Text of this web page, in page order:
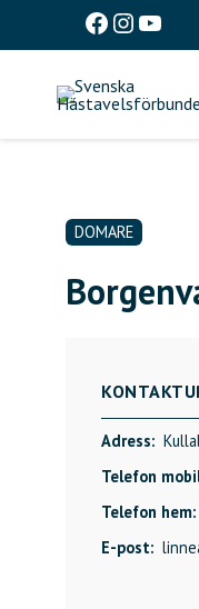
Facebook
DOMARE
Adress:
Telefon
Telefon hem:
E-post: